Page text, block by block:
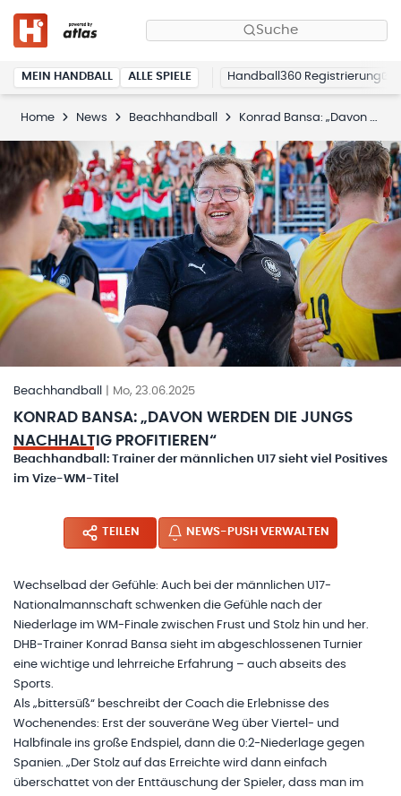
Suche
MEIN HANDBALL ALLE SPIELE Handball360 Registrierung
Home News Beachhandball Konrad Bansa: „Davon werden die Jungs nachhaltig profitieren“
Beachhandball Mo, 23.06.2025
KONRAD BANSA: „DAVON WERDEN DIE JUNGS
NACHHALTIG PROFITIEREN“
Beachhandball: Trainer der männlichen U17 sieht viel Positives
im Vize-WM-Titel
TEILEN NEWS-PUSH VERWALTEN
Wechselbad der Gefühle: Auch bei der männlichen U17-
Nationalmannschaft schwenken die Gefühle nach der
Niederlage im WM-Finale zwischen Frust und Stolz hin und her.
DHB-Trainer Konrad Bansa sieht im abgeschlossenen Turnier
eine wichtige und lehrreiche Erfahrung – auch abseits des
Sports.
Als „bittersüß“ beschreibt der Coach die Erlebnisse des
Wochenendes: Erst der souveräne Weg über Viertel- und
Halbfinale ins große Endspiel, dann die 0:2-Niederlage gegen
Spanien. „Der Stolz auf das Erreichte wird dann einfach
überschattet von der Enttäuschung der Spieler, dass man im